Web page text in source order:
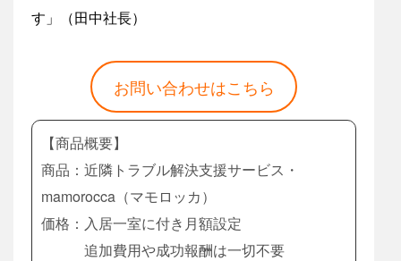
す」（田中社長）
お問い合わせはこちら
【商品概要】
商品：近隣トラブル解決支援サービス・
mamorocca（マモロッカ）
価格：入居一室に付き月額設定
追加費用や成功報酬は一切不要